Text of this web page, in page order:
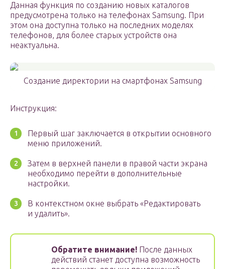
Данная функция по созданию новых каталогов
предусмотрена только на телефонах Samsung. При
этом она доступна только на последних моделях
телефонов, для более старых устройств она
неактуальна.
Создание директории на смартфонах Samsung
Инструкция:
Первый шаг заключается в открытии основного
меню приложений.
Затем в верхней панели в правой части экрана
необходимо перейти в дополнительные
настройки.
В контекстном окне выбрать «Редактировать
и удалить».
Обратите внимание! После данных
действий станет доступна возможность